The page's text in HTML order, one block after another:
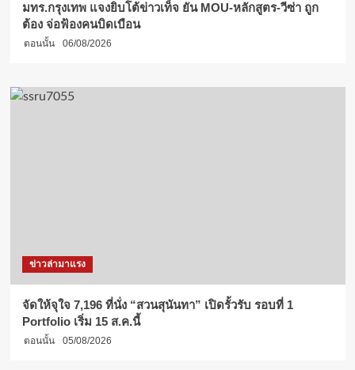
มทร.กรุงเทพ แจงยิบโต้ข่าวเท็จ ยัน MOU-หลักสูตร-วีซ่า ถูก
ต้อง จ่อฟ้องคนบิดเบือน
ตอนนั้น 06/08/2026
ข่าวล่ามาแรง
จัดให้จุใจ 7,196 ที่นั่ง “สวนสุนันทา” เปิดรั้วรับ รอบที่ 1
Portfolio เริ่ม 15 ส.ค.นี้
ตอนนั้น 05/08/2026